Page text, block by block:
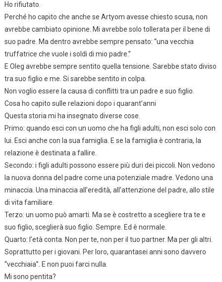
Ho rifiutato.
Perché ho capito che anche se Artyom avesse chiesto scusa, non
avrebbe cambiato opinione. Mi avrebbe solo tollerata per il bene di
suo padre. Ma dentro avrebbe sempre pensato: “una vecchia
truffatrice che vuole i soldi di mio padre.”
E Oleg avrebbe sempre sentito quella tensione. Sarebbe stato diviso
tra suo figlio e me. Si sarebbe sentito in colpa.
Non voglio essere la causa di conflitti tra un padre e suo figlio.
Cosa ho capito sulle relazioni dopo i quarant’anni
Questa storia mi ha insegnato diverse cose.
Primo: quando esci con un uomo che ha figli adulti, non esci solo con
lui. Esci anche con la sua famiglia. E se la famiglia è contraria, la
relazione è destinata a fallire.
Secondo: i figli adulti possono essere più duri dei piccoli. Non vedono
la nuova donna del padre come una potenziale madre. Vedono una
minaccia. Una minaccia all’eredità, all’attenzione del padre, allo stile
di vita familiare.
Terzo: un uomo può amarti. Ma se è costretto a scegliere tra te e
suo figlio, sceglierà suo figlio. Sempre. Ed è normale.
Quarto: l’età conta. Non per te, non per il tuo partner. Ma per gli altri.
Soprattutto per i giovani. Per loro, quarantasei anni sono davvero
“vecchiaia”. E non puoi farci nulla.
Mi sono pentita?